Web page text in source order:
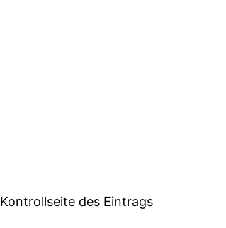
Kontrollseite des Eintrags